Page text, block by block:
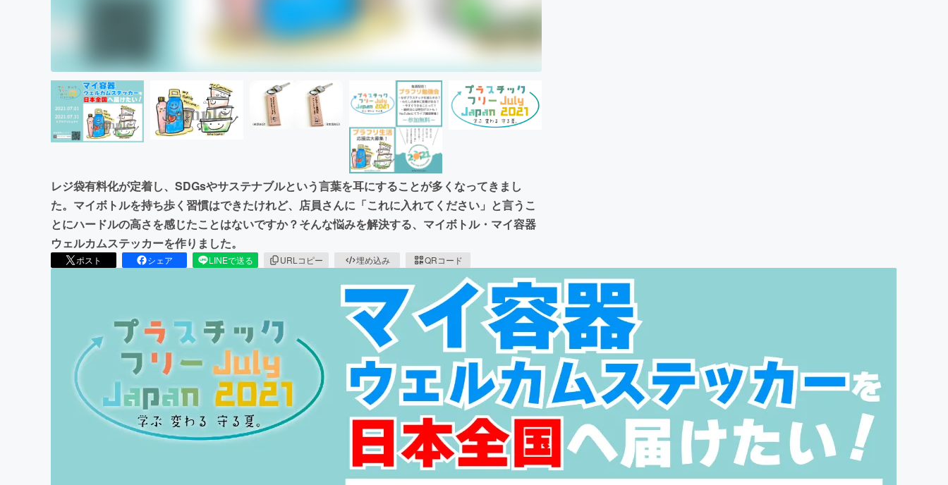
レジ袋有料化が定着し、SDGsやサステナブルという言葉を耳にすることが多くなってきまし
た。マイボトルを持ち歩く習慣はできたけれど、店員さんに「これに入れてください」と言うこ
とにハードルの高さを感じたことはないですか？そんな悩みを解決する、マイボトル・マイ容器
ウェルカムステッカーを作りました。
ポスト シェア LINEで送る URLコピー 埋め込み QRコード